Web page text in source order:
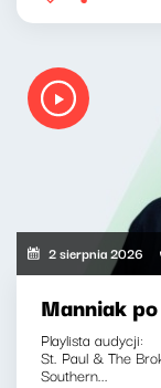
2 sierpnia 2026
Manniak
Playlista audycji:
St. Paul & The
Southern...